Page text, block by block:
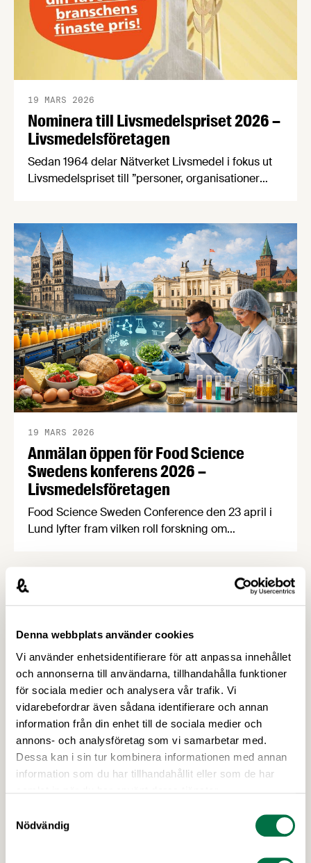
Denna webbplats använder cookies
Vi använder enhetsidentifierare för att anpassa innehållet
och annonserna till användarna, tillhandahålla funktioner
för sociala medier och analysera vår trafik. Vi
vidarebefordrar även sådana identifierare och annan
information från din enhet till de sociala medier och
annons- och analysföretag som vi samarbetar med.
Dessa kan i sin tur kombinera informationen med annan
information som du har tillhandahållit eller som de har
Nödvändig
Nominera till Livsmedelspriset 2026 –
Livsmedelsföretagen
19 MARS 2026
Sedan 1964 delar Nätverket Livsmedel i fokus ut
Livsmedelspriset till ”personer, organisationer
förutsättningar för att öka livsmedelsnäringens
konkurrenskraft och utveckling”. Passa på att
nominera en eller flera kandidater senast den 21
april! Bland de nomineringar som kommer in
kommer en jury …
Anmälan öppen för Food Science
Swedens konferens 2026 –
Livsmedelsföretagen
19 MARS 2026
Food Science Sweden Conference den 23 april i
Lund lyfter fram vilken roll forskning om
diskussionerna om högprocessade livsmedel ökar.
Sista anmälningsdag 13 april! Processad mat har
med säker och effektiv …
frukostmöte i Bryssel –